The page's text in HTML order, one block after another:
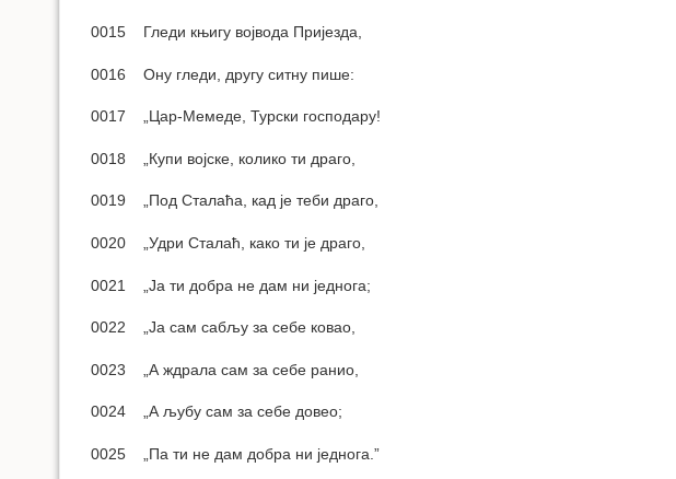
0015 Гледи књигу војвода Пријезда,
0016 Ону гледи, другу ситну пише:
0017 „Цар-Мемеде, Турски господару!
0018 „Купи војске, колико ти драго,
0019 „Под Сталаћа, кад је теби драго,
0020 „Удри Сталаћ, како ти је драго,
0021 „Ја ти добра не дам ни једнога;
0022 „Ја сам сабљу за себе ковао,
0023 „А ждрала сам за себе ранио,
0024 „А љубу сам за себе довео;
0025 „Па ти не дам добра ни једнога.”